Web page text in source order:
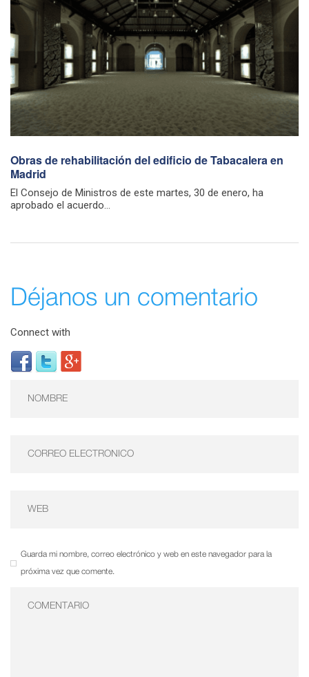
Obras de rehabilitación del edificio de Tabacalera en
Madrid
El Consejo de Ministros de este martes, 30 de enero, ha
aprobado el acuerdo...
Déjanos un comentario
Connect with
Guarda mi nombre, correo electrónico y web en este navegador para la
próxima vez que comente.